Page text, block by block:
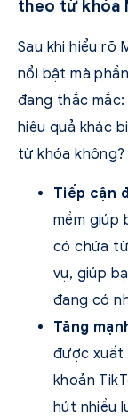
theo từ khóa
Sau khi hiểu rõ
nổi bật mà
đang thắc
hiệu quả khác
từ khóa
Tiếp cận
mềm giúp
có chứa
vụ, giúp
đang có
Tăng
được xuất
khoản
hút nhiều